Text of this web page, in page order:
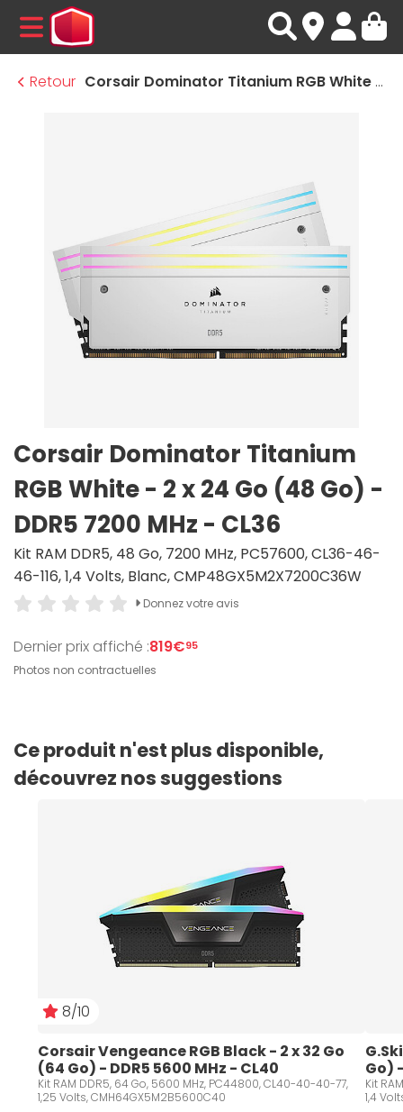
MENU
Retour
Corsair Dominator Titanium RGB White - 2 x 24 Go (48 Go) - DDR5 7200 MHz - CL36
Corsair Dominator Titanium
RGB White - 2 x 24 Go (48 Go) -
DDR5 7200 MHz - CL36
Kit RAM DDR5, 48 Go, 7200 MHz, PC57600, CL36-46-
46-116, 1,4 Volts, Blanc, CMP48GX5M2X7200C36W
Donnez votre avis
Dernier prix affiché :819€95
Photos non contractuelles
Ce produit n'est plus disponible,
découvrez nos suggestions
8/10
Corsair Vengeance RGB Black - 2 x 32 Go
(64 Go) - DDR5 5600 MHz - CL40
Kit RAM DDR5, 64 Go, 5600 MHz, PC44800, CL40-40-40-77,
1,25 Volts, CMH64GX5M2B5600C40
Go)
Kit
1,4